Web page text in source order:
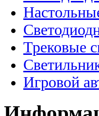
Трековые
Игровой